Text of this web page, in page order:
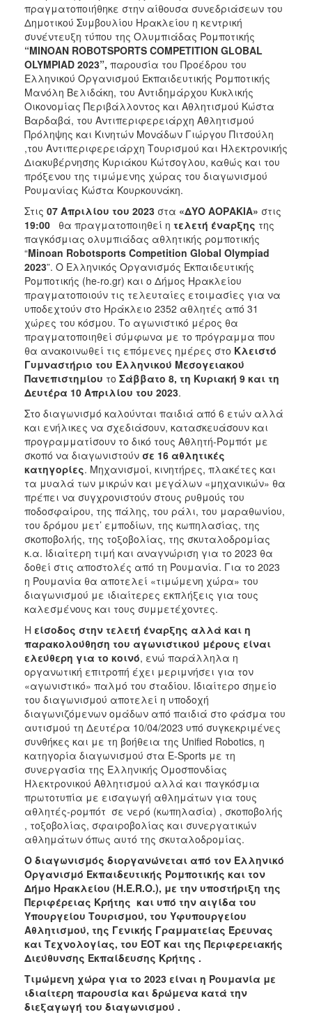
ΔΗΜΟΤΗΣ
ΕΠΙΣΚΕΠΤΗΣ
ΗΡΑΚΛΕΙΟ
πραγματοποιήθηκε στην αίθουσα συνεδριάσεων του
Δημοτικού Συμβουλίου Ηρακλείου η κεντρική
συνέντευξη τύπου της Ολυμπιάδας Ρομποτικής
“MINOAN ROBOTSPORTS COMPETITION GLOBAL
OLYMPIAD 2023”, παρουσία του Προέδρου του
Ελληνικού Οργανισμού Εκπαιδευτικής Ρομποτικής
Μανόλη Βελιδάκη, του Αντιδημάρχου Κυκλικής
Οικονομίας Περιβάλλοντος και Αθλητισμού Κώστα
Βαρδαβά, του Αντιπεριφερειάρχη Αθλητισμού
Πρόληψης και Κινητών Μονάδων Γιώργου Πιτσούλη
,του Αντιπεριφερειάρχη Τουρισμού και Ηλεκτρονικής
Διακυβέρνησης Κυριάκου Κώτσογλου, καθώς και του
πρόξενου της τιμώμενης χώρας του διαγωνισμού
Ρουμανίας Κώστα Κουρκουνάκη.
Στις 07 Απριλίου του 2023 στα «ΔΥΟ ΑΟΡΑΚΙΑ» στις
19:00 θα πραγματοποιηθεί η τελετή έναρξης της
παγκόσμιας ολυμπιάδας αθλητικής ρομποτικής
“Minoan Robotsports Competition Global Olympiad
2023”. Ο Ελληνικός Οργανισμός Εκπαιδευτικής
Ρομποτικής (he-ro.gr) και ο Δήμος Ηρακλείου
πραγματοποιούν τις τελευταίες ετοιμασίες για να
υποδεχτούν στο Ηράκλειο 2352 αθλητές από 31
χώρες του κόσμου. Το αγωνιστικό μέρος θα
πραγματοποιηθεί σύμφωνα με το πρόγραμμα που
θα ανακοινωθεί τις επόμενες ημέρες στο Κλειστό
Γυμναστήριο του Ελληνικού Μεσογειακού
Πανεπιστημίου το Σάββατο 8, τη Κυριακή 9 και τη
Δευτέρα 10 Απριλίου του 2023.
Στο διαγωνισμό καλούνται παιδιά από 6 ετών αλλά
και ενήλικες να σχεδιάσουν, κατασκευάσουν και
προγραμματίσουν το δικό τους Αθλητή-Ρομπότ με
σκοπό να διαγωνιστούν σε 16 αθλητικές
κατηγορίες. Μηχανισμοί, κινητήρες, πλακέτες και
τα μυαλά των μικρών και μεγάλων «μηχανικών» θα
πρέπει να συγχρονιστούν στους ρυθμούς του
ποδοσφαίρου, της πάλης, του ράλι, του μαραθωνίου,
του δρόμου μετ’ εμποδίων, της κωπηλασίας, της
σκοποβολής, της τοξοβολίας, της σκυταλοδρομίας
κ.α. Ιδιαίτερη τιμή και αναγνώριση για το 2023 θα
δοθεί στις αποστολές από τη Ρουμανία. Για το 2023
η Ρουμανία θα αποτελεί «τιμώμενη χώρα» του
διαγωνισμού με ιδιαίτερες εκπλήξεις για τους
καλεσμένους και τους συμμετέχοντες.
Η είσοδος στην τελετή έναρξης αλλά και η
παρακολούθηση του αγωνιστικού μέρους είναι
ελεύθερη για το κοινό, ενώ παράλληλα η
οργανωτική επιτροπή έχει μεριμνήσει για τον
«αγωνιστικό» παλμό του σταδίου. Ιδιαίτερο σημείο
του διαγωνισμού αποτελεί η υποδοχή
διαγωνιζόμενων ομάδων από παιδιά στο φάσμα του
αυτισμού τη Δευτέρα 10/04/2023 υπό συγκεκριμένες
συνθήκες και με τη βοήθεια της Unified Robotics, η
κατηγορία διαγωνισμού στα E-Sports με τη
συνεργασία της Ελληνικής Ομοσπονδίας
Ηλεκτρονικού Αθλητισμού αλλά και παγκόσμια
πρωτοτυπία με εισαγωγή αθλημάτων για τους
αθλητές-ρομπότ σε νερό (κωπηλασία) , σκοποβολής
, τοξοβολίας, σφαιροβολίας και συνεργατικών
αθλημάτων όπως αυτό της σκυταλοδρομίας.
Ο διαγωνισμός διοργανώνεται από τον Ελληνικό
Οργανισμό Εκπαιδευτικής Ρομποτικής και τον
Δήμο Ηρακλείου (H.E.R.O.), με την υποστήριξη της
Περιφέρειας Κρήτης και υπό την αιγίδα του
Υπουργείου Τουρισμού, του Υφυπουργείου
Αθλητισμού, της Γενικής Γραμματείας Έρευνας
και Τεχνολογίας, του ΕΟΤ και της Περιφερειακής
Διεύθυνσης Εκπαίδευσης Κρήτης .
Τιμώμενη χώρα για το 2023 είναι η Ρουμανία με
ιδιαίτερη παρουσία και δρώμενα κατά την
διεξαγωγή του διαγωνισμού .